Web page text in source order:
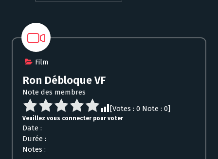
Film
Ron Débloque VF
Note des membres
[Votes : 0 Note : 0]
Veuillez vous connecter pour voter
Date :
Durée :
Notes :